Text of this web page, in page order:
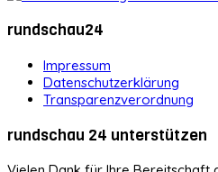
rundschau24
Impressum
Datenschutzerklärung
Transparenzverordnung
rundschau 24 unterstützen